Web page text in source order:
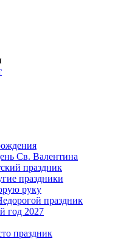
Св. Валентина
праздник
праздники
руку
праздник
год 2027
праздник